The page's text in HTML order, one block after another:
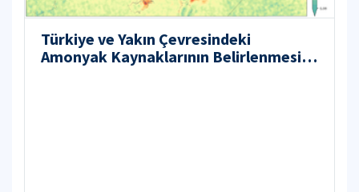
Türkiye ve Yakın Çevresindeki
Amonyak Kaynaklarının Belirlenmesi